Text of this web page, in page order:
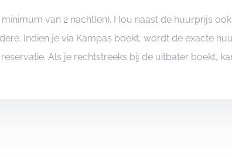
van 2 nacht(en). Hou naast de huurprijs
Indien je via Kampas boekt, wordt de exacte
Als je rechtstreeks bij de uitbater boekt,